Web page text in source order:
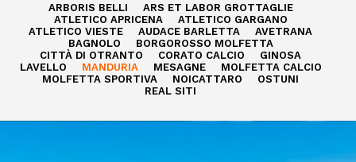
ARBORIS BELLI
ARS ET LABOR GROTTAGLIE
ATLETICO APRICENA
ATLETICO GARGANO
ATLETICO VIESTE
AUDACE BARLETTA
AVETRANA
BAGNOLO
BORGOROSSO MOLFETTA
CITTÀ DI OTRANTO
CORATO CALCIO
GINOSA
LAVELLO
MANDURIA MESAGNE
MOLFETTA CALCIO
MOLFETTA SPORTIVA
NOICATTARO
OSTUNI
REAL SITI